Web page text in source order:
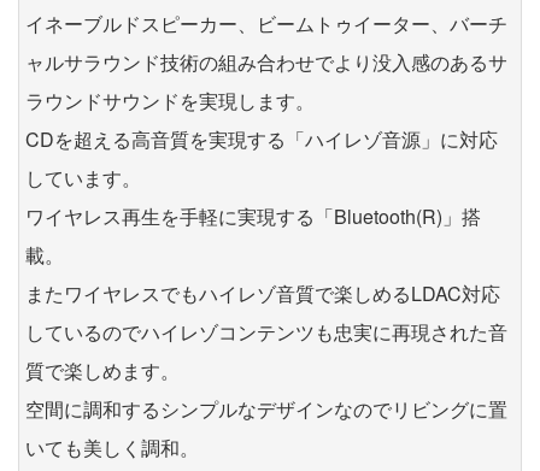
イネーブルドスピーカー、ビームトゥイーター、バーチ
ャルサラウンド技術の組み合わせでより没入感のあるサ
ラウンドサウンドを実現します。
CDを超える高音質を実現する「ハイレゾ音源」に対応
しています。
ワイヤレス再生を手軽に実現する「Bluetooth(R)」搭
載。
またワイヤレスでもハイレゾ音質で楽しめるLDAC対応
しているのでハイレゾコンテンツも忠実に再現された音
質で楽しめます。
空間に調和するシンプルなデザインなのでリビングに置
いても美しく調和。